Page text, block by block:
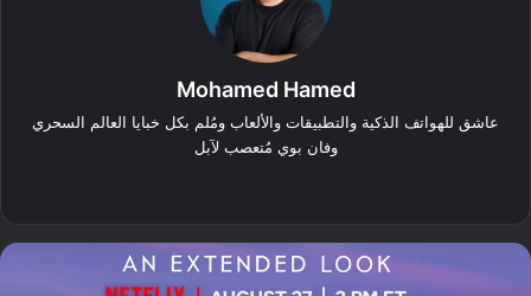
Mohamed Hamed
عاشق للهواتف الذكية والتطبيقات والألعاب ومُلم بكل خبايا العالم السحري
وفان بوي مُتعصب لآبل